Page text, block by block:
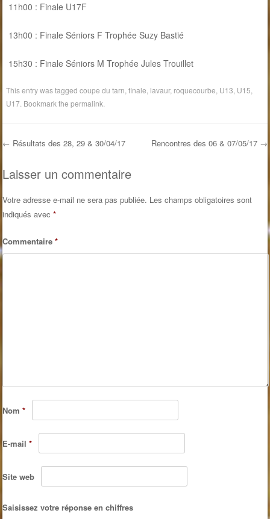
11h00 : Finale U17F
13h00 : Finale Séniors F Trophée Suzy Bastié
15h30 : Finale Séniors M Trophée Jules Trouillet
This entry was taggedcoupe du tarn ,finale lavaur, roquecourbe U13 U15
U17 . Bookmark thepermalink
Post navigation
← Résultats des 28, 29 & 30/04/17 Rencontres des 06 & 07/05/17 →
Laisser un commentaire
Votre adresse e-mail ne sera pas publiée. Les champs obligatoires sont
indiqués avec*
Commentaire*
Nom*
E-mail*
Site web
Saisissez votre réponse en chiffres